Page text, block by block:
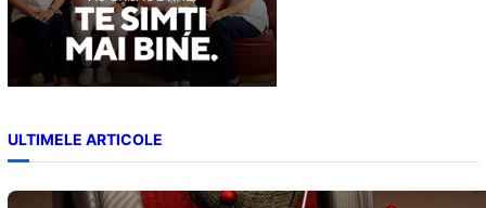
ULTIMELE ARTICOLE